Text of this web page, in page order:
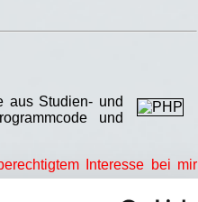
aus Studien- und
und
Interesse bei mir